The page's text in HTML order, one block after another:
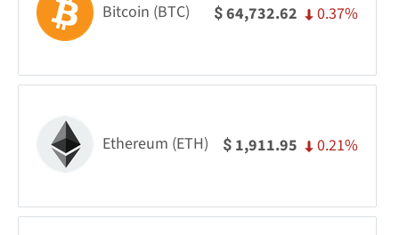
Bitcoin (BTC) $64,732.62 0.37%
Ethereum (ETH) $ 1,911.95 0.21%